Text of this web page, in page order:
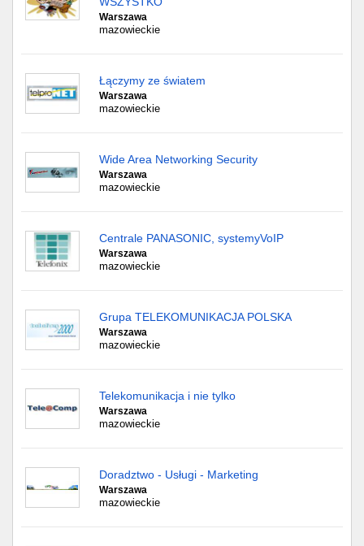
Warszawa
mazowieckie
Łączymy ze światem
Warszawa
mazowieckie
Wide Area Networking Security
Warszawa
mazowieckie
Centrale PANASONIC, systemyVoIP
Warszawa
mazowieckie
Grupa TELEKOMUNIKACJA POLSKA
Warszawa
mazowieckie
Telekomunikacja i nie tylko
Warszawa
mazowieckie
Doradztwo - Usługi - Marketing
Warszawa
mazowieckie